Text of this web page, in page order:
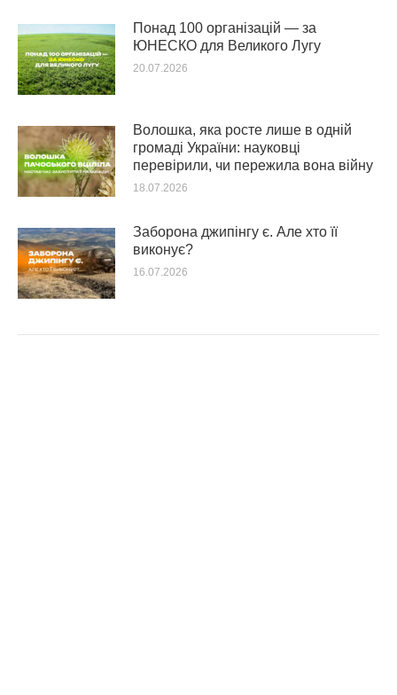
Понад 100 організацій — за
ЮНЕСКО для Великого Лугу
20.07.2026
Волошка, яка росте лише в одній
громаді України: науковці
перевірили, чи пережила вона війну
18.07.2026
Заборона джипінгу є. Але хто її
виконує?
16.07.2026